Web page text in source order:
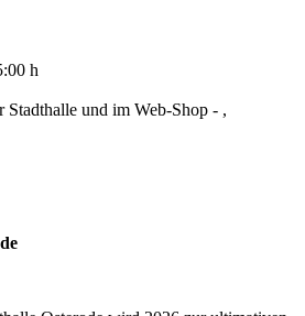
h
Stadthalle und im Web-Shop - ,